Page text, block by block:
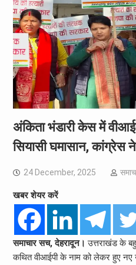
अंकिता भंडारी केस में
सियासी घमासान, कांग्रेस ने
24 December, 2025
खबर शेयर करें
समाचार सच, देहरादून।उत्तराखंड के
कथित वीआईपी के नाम को लेकर हुए नए